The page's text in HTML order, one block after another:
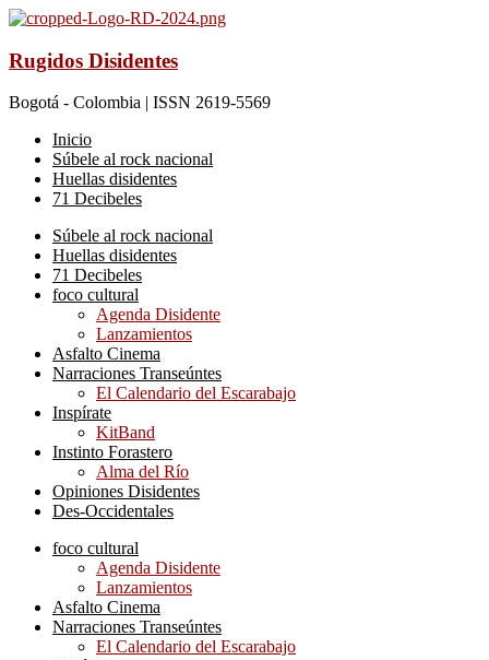
Rugidos Disidentes
Bogotá - Colombia | ISSN 2619-5569
Inicio
Súbele al rock nacional
Huellas disidentes
71 Decibeles
Súbele al rock nacional
Huellas disidentes
71 Decibeles
foco cultural
Agenda Disidente
Lanzamientos
Asfalto Cinema
Narraciones Transeúntes
El Calendario del Escarabajo
Inspírate
KitBand
Instinto Forastero
Alma del Río
Opiniones Disidentes
Des-Occidentales
foco cultural
Agenda Disidente
Lanzamientos
Asfalto Cinema
Narraciones Transeúntes
El Calendario del Escarabajo